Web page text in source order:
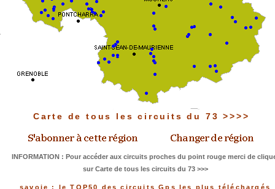
Carte de tous les circuits du 73 >>>>
INFORMATION : Pour accéder aux circuits proches du point rouge merci de
sur Carte de tous les circuits du 73 >>>
savoie : le TOP50 des circuits Gps les plus téléchargés